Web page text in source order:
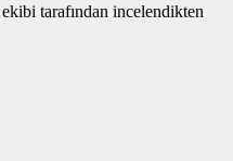
ekibi tarafından incelendikten